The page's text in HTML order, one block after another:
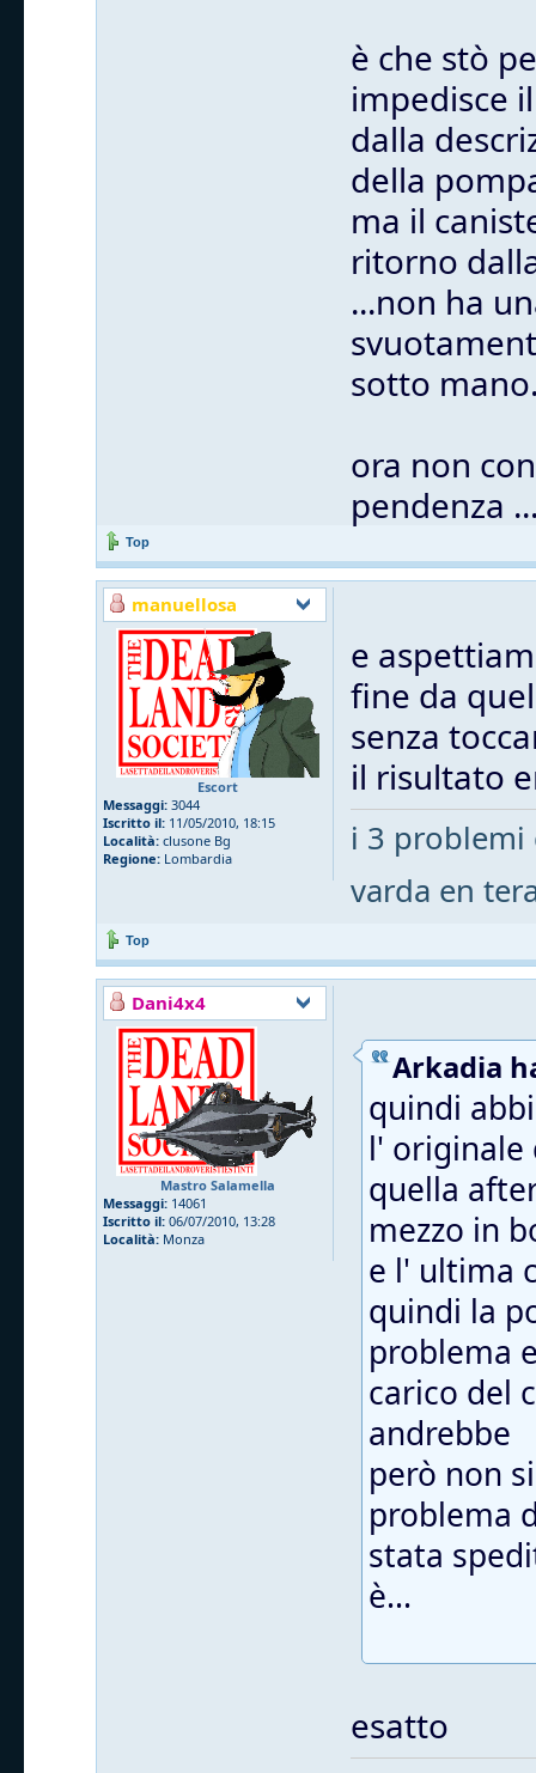
è che stò
impedisce
dalla
della
ma il
ritorno
...non ha
sotto
ora non
pendenza
Top
manuellosa
Escort
Messaggi: 3044
Iscritto il: 11/05/2010, 18:15
Località: clusone Bg
Regione: Lombardia
e
fine da
senza
il risultato
i 3 problemi
varda en
Top
Dani4x4
Mastro Salamella
Messaggi: 14061
Iscritto il: 06/07/2010, 13:28
Località: Monza
Arkadia
quindi
l' originale
quella
mezzo in
e l' ultima
quindi la
problema
carico del
andrebbe
però non
problema
stata
è...
esatto